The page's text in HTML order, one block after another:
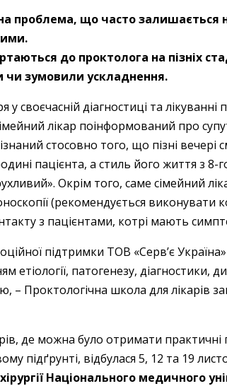
проблема, що часто залишається
до проктолога на пізніх
чи зумовили ускладнення.
у своєчасній діагностиці та
лікар поінформований про
стосовно того, що пізні
пацієнта, а стиль його життя з
Окрім того, саме сімейний
(рекомендується виконувати
з пацієнтами, котрі мають
підтримки ТОВ «Серв’є Україна»
етіології, патогенезу, діагностики,
– Проктологічна школа для лікарів
де можна було отримати
підґрунті, відбулася 5, 12 та 19
Національного медичного